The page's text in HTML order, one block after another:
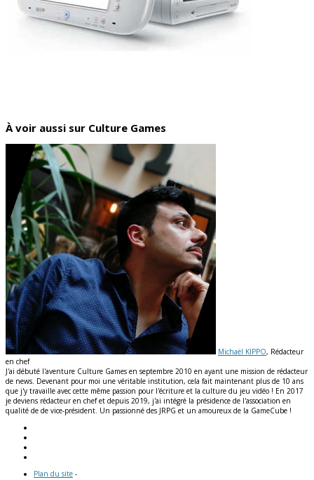
À voir aussi sur Culture Games
Michaël KIPPO, Rédacteur
en chef
J'ai débuté l'aventure Culture Games en septembre 2010 en ayant une mission de rédacteur
de news. Devenant pour moi une véritable institution, cela fait maintenant plus de 10 ans
que j'y travaille avec cette même passion pour l'écriture et la culture du jeu vidéo ! En 2017
je deviens rédacteur en chef et depuis 2019, j'ai intégré la présidence de l'association en
qualité de de vice-président. Un passionné des JRPG et un amoureux de la GameCube !
Plan du site -